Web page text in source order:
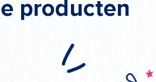
producten